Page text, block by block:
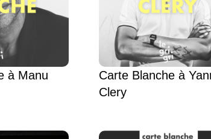
à Manu
Carte Blanche à
Clery